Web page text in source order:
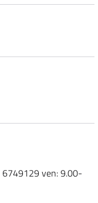
ven: 9.00-